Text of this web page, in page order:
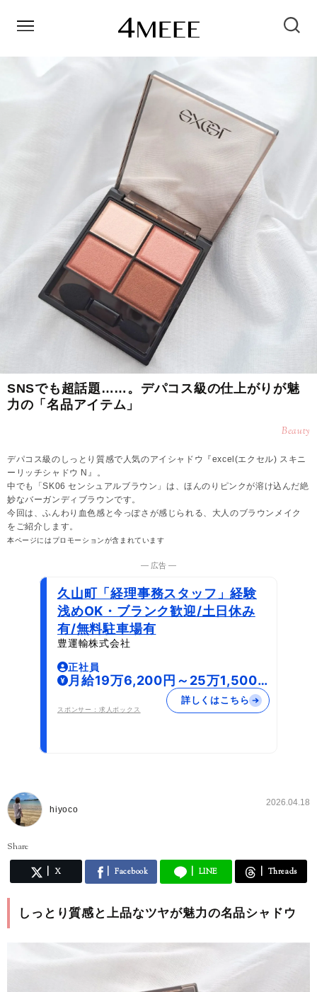
SNSでも超話題……。デパコス級の仕上がりが魅
力の「名品アイテム」
Beauty
デパコス級のしっとり質感で人気のアイシャドウ『excel(エクセル) スキニ
ーリッチシャドウ N』。
中でも「SK06 センシュアルブラウン」は、ほんのりピンクが溶け込んだ絶
妙なバーガンディブラウンです。
今回は、ふんわり血色感と今っぽさが感じられる、大人のブラウンメイク
をご紹介します。
本ページにはプロモーションが含まれています
― 広告 ―
久山町「経理事務スタッフ」経験
浅めOK・ブランク歓迎/土日休み
有/無料駐車場有
豊運輸株式会社
正社員
月給19万6,200円～25万1,500
スポンサー：求人ボックス
詳しくはこちら
hiyoco
2026.04.18
Share
X Facebook LINE Threads
しっとり質感と上品なツヤが魅力の名品シャドウ